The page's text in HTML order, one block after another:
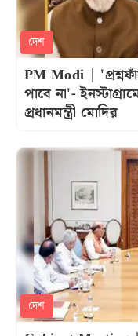
দেশ
PM Modi |
পাবে না'-
প্রধানমন্ত্রী মোদির
দেশ